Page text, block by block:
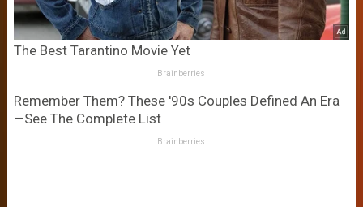
The Best Tarantino Movie Yet
Brainberries
Remember Them? These '90s Couples Defined An Era
—See The Complete List
Brainberries